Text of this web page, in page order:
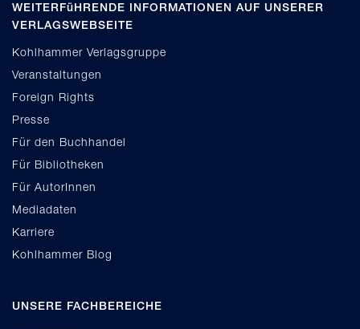
WEITERFüHRENDE INFORMATIONEN AUF UNSERER
VERLAGSWEBSEITE
Kohlhammer Verlagsgruppe
Veranstaltungen
Foreign Rights
Presse
Für den Buchhandel
Für Bibliotheken
Für AutorInnen
Mediadaten
Karriere
Kohlhammer Blog
UNSERE FACHBEREICHE